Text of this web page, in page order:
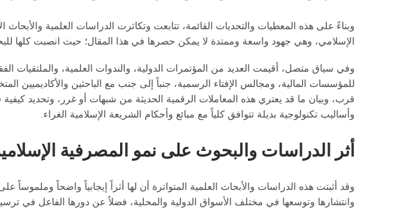
وبناءً على هذه المعطيات والتحديات القائمة، تتابعت وتكاثرت الدراسات العلمية
الإسلامي، وهي جهود واسعة وممتدة لا يمكن حصرها في هذا المقال؛ حيث انصبت كلها
وفي سياق متصل، أقيمت العديد من المؤتمرات الدولية، والندوات العلمية، والملتقيات
للمؤسسات المالية، ومجالس الإفتاء الرسمية، جنباً إلى جنب مع الباحثين والأكاديميين
قرب، وبيان ما قد يعتري هذه المعاملات الرقمية الحديثة من شبهات أو غرر، وتحديد
وأساليب تكنولوجية بديلة تتوافق كلياً مع مبائع وأحكام الشريعة الإسلامية الغراء.
أثر الدراسات والبحوث على نمو المصرفية
وقد أثبتت هذه الدراسات والأبحاث العلمية المتواترة أن لها أثراً إيجابياً واضحاً
وانتشارها وتوسعها في مختلف الأسواق الدولية والمحلية، فضلاً عن دورها الفاعل في